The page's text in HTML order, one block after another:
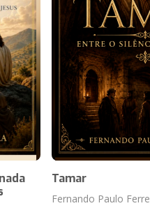
Tamar
Fernando Paulo